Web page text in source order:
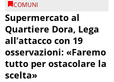
COMUNI
Supermercato al
Quartiere Dora, Lega
all’attacco con 19
osservazioni: «Faremo
tutto per ostacolare la
scelta»